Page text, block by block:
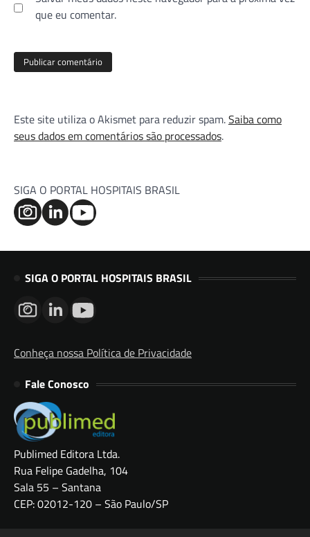
que eu comentar.
Este site utiliza o Akismet para reduzir spam.Saiba como
seus dados em comentários são processados.
SIGA O PORTAL HOSPITAIS BRASIL
SIGA O PORTAL HOSPITAIS BRASIL
Conheça nossa Política de Privacidade
Fale Conosco
Publimed Editora Ltda.
Rua Felipe Gadelha, 104
Sala 55 – Santana
CEP: 02012-120 – São Paulo/SP